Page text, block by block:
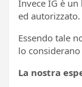
Invece IG è
ed autorizzato.
Essendo tale
lo
La nostra